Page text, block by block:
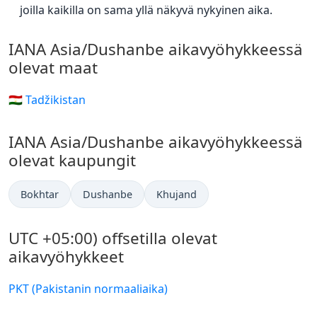
joilla kaikilla on sama yllä näkyvä nykyinen aika.
IANA Asia/Dushanbe aikavyöhykkeessä
olevat maat
🇹🇯 Tadžikistan
IANA Asia/Dushanbe aikavyöhykkeessä
olevat kaupungit
Bokhtar Dushanbe Khujand
UTC +05:00) offsetilla olevat
aikavyöhykkeet
PKT (Pakistanin normaaliaika)